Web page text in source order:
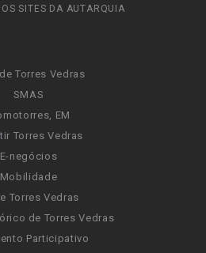
SITES DA AUTARQUIA
Torres Vedras
SMAS
EM
Torres Vedras
E-negócios
Mobilidade
Torres Vedras
de Torres Vedras
Participativo